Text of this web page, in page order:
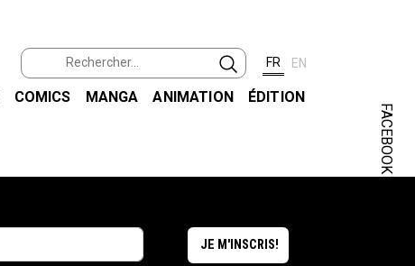
FR EN
COMICS MANGA ANIMATION ÉDITION
FACEBOOK